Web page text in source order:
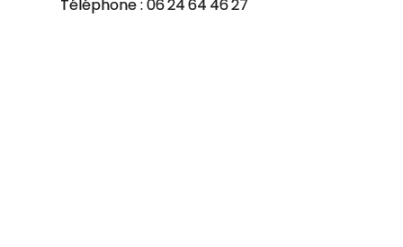
Téléphone : 06 24 64 46 27